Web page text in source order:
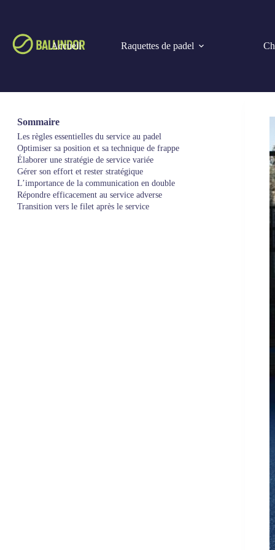
Accueil
Raquettes de padel
Sommaire
Les règles essentielles du service au padel
Optimiser sa position et sa technique de frappe
Élaborer une stratégie de service variée
Gérer son effort et rester stratégique
L’importance de la communication en double
Répondre efficacement au service adverse
Transition vers le filet après le service